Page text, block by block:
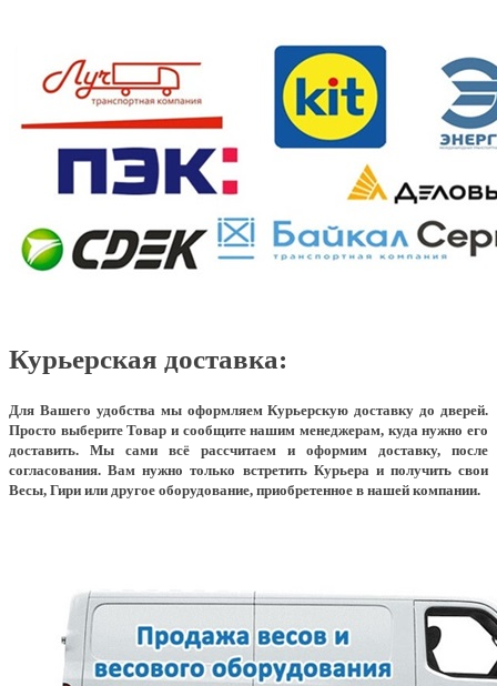
Курьерская доставка:
Для Вашего удобства мы оформляем Курьерскую доставку до дверей.
Просто выберите Товар и сообщите нашим менеджерам, куда нужно его
доставить. Мы сами всё рассчитаем и оформим доставку, после
согласования. Вам нужно только встретить Курьера и получить свои
Весы, Гири или другое оборудование, приобретенное в нашей компании.